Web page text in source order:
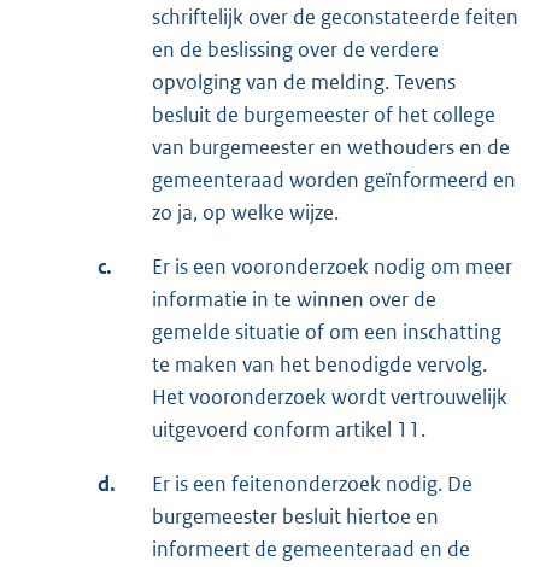
schriftelijk over de geconstateerde feiten
en de beslissing over de verdere
opvolging van de melding. Tevens
besluit de burgemeester of het college
van burgemeester en wethouders en de
gemeenteraad worden geïnformeerd en
zo ja, op welke wijze.
c.
Er is een vooronderzoek nodig om meer
informatie in te winnen over de
gemelde situatie of om een inschatting
te maken van het benodigde vervolg.
Het vooronderzoek wordt vertrouwelijk
uitgevoerd conform artikel 11.
d.
Er is een feitenonderzoek nodig. De
burgemeester besluit hiertoe en
informeert de gemeenteraad en de